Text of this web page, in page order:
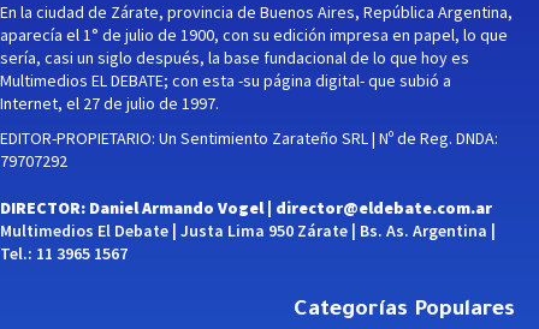
En la ciudad de Zárate, provincia de Buenos Aires, República Argentina,
aparecía el 1° de julio de 1900, con su edición impresa en papel, lo que
sería, casi un siglo después, la base fundacional de lo que hoy es
Multimedios EL DEBATE; con esta -su página digital- que subió a
Internet, el 27 de julio de 1997.
EDITOR-PROPIETARIO: Un Sentimiento Zarateño SRL | Nº de Reg. DNDA:
79707292
DIRECTOR: Daniel Armando Vogel | director@eldebate.com.ar
Multimedios El Debate | Justa Lima 950 Zárate | Bs. As. Argentina |
Tel.: 11 3965 1567
Categorías Populares